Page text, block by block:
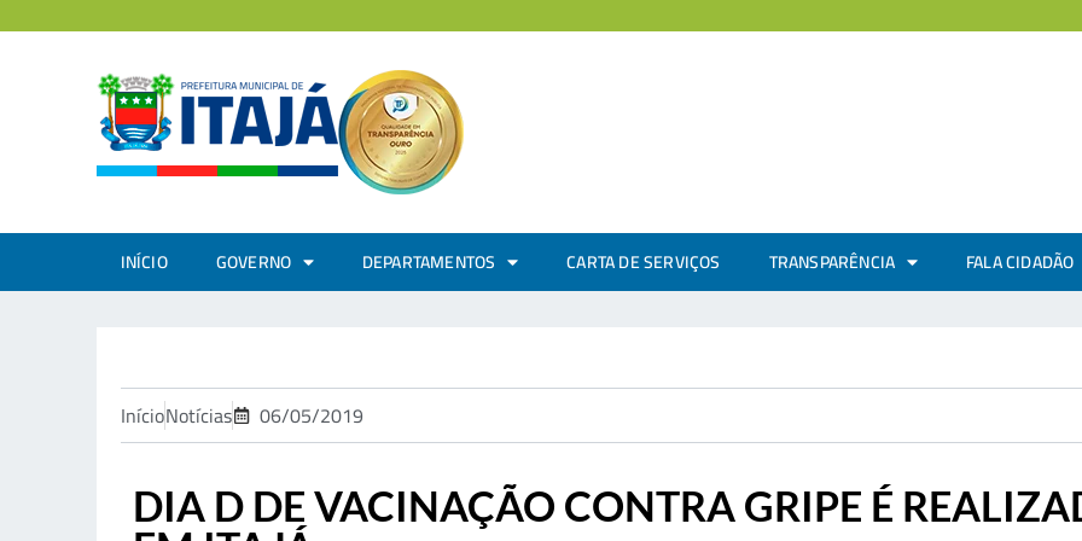
INÍCIO GOVERNO DEPARTAMENTOS CARTA DE SERVIÇOS TRANSPARÊNCIA FALA CIDADÃO
InícioNotícias 06/05/2019
DIA D DE VACINAÇÃO CONTRA GRIPE É